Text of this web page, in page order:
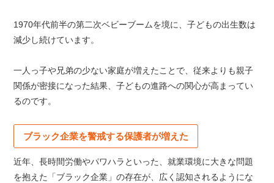
1970年代前半の第二次ベビーブームを境に、子どもの出生数は
減少し続けています。
一人っ子や兄弟の少ない家庭が増えたことで、従来よりも親子
関係が密接になった結果、子どもの進路への関心が高まってい
るのです。
ブラック企業を警戒する保護者が増えた
近年、長時間労働やパワハラといった、就業環境に大きな問題
を抱えた「ブラック企業」の存在が、広く認知されるようにな